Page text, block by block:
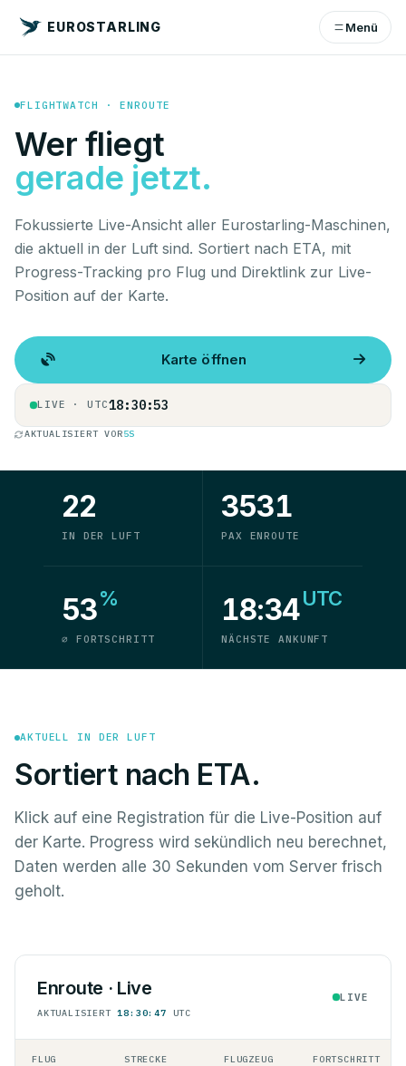
EUROSTARLING Menü
FLIGHTWATCH · ENROUTE
Wer fliegt
gerade jetzt.
Fokussierte Live-Ansicht aller Eurostarling-Maschinen,
die aktuell in der Luft sind. Sortiert nach ETA, mit
Progress-Tracking pro Flug und Direktlink zur Live-
Position auf der Karte.
Karte öffnen
LIVE · UTC18:30:53
AKTUALISIERT VOR5S
22
IN DER LUFT
3531
PAX ENROUTE
53%
⌀ FORTSCHRITT
18:34UTC
NÄCHSTE ANKUNFT
AKTUELL IN DER LUFT
Sortiert nach ETA.
Klick auf eine Registration für die Live-Position auf
der Karte. Progress wird sekündlich neu berechnet,
Daten werden alle 30 Sekunden vom Server frisch
geholt.
Enroute · Live
AKTUALISIERT18:30:47 UTC
LIVE
FLUG STRECKE FLUGZEUG FORTSCHRITT